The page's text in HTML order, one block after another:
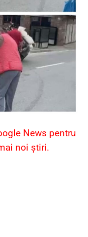
News pentru
noi știri.